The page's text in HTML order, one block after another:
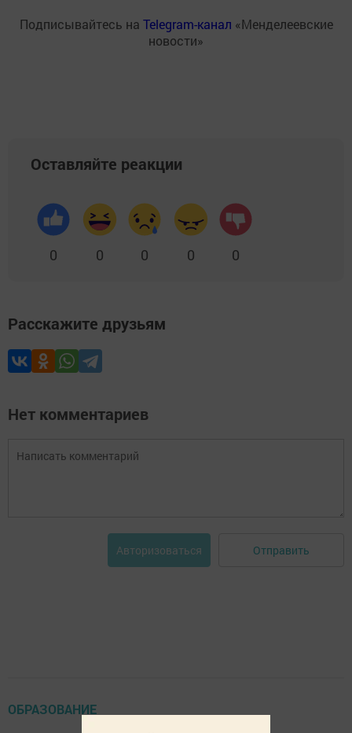
Подписывайтесь на Telegram-канал «Менделеевские
новости»
Оставляйте реакции
0 0 0 0 0
Расскажите друзьям
Нет комментариев
Авторизоваться Отправить
ОБРАЗОВАНИЕ